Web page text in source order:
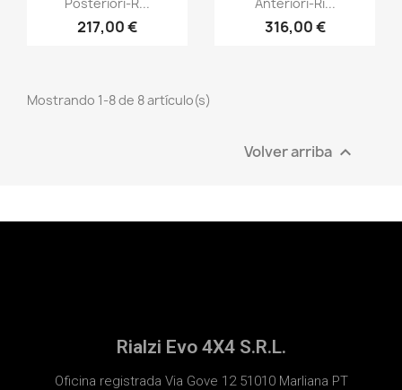
+1
217,00 € +1
316,00 €
Mostrando 1-8 de 8 artículo(s)
Volver arriba 
Rialzi Evo 4X4 S.R.L.
Oficina registrada Via Gove 12 51010 Marliana PT